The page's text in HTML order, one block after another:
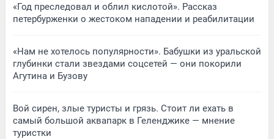
«Год преследовал и облил кислотой». Рассказ
петербурженки о жестоком нападении и реабилитации
«Нам не хотелось популярности». Бабушки из уральской
глубинки стали звездами соцсетей — они покорили
Агутина и Бузову
Вой сирен, злые туристы и грязь. Стоит ли ехать в
самый большой аквапарк в Геленджике — мнение
туристки